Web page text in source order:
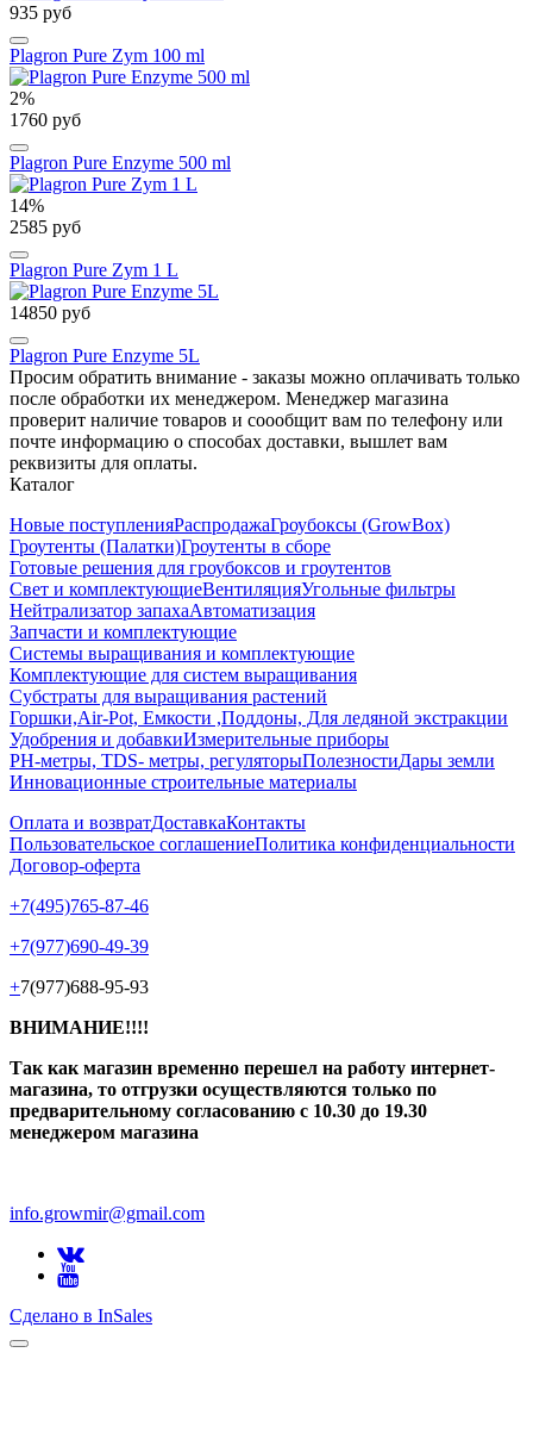
935 руб
Plagron Pure Zym 100 ml
2%
1760 руб
Plagron Pure Enzyme 500 ml
14%
2585 руб
Plagron Pure Zym 1 L
14850 руб
Plagron Pure Enzyme 5L
Просим обратить внимание - заказы можно оплачивать только
после обработки их менеджером. Менеджер магазина
проверит наличие товаров и соообщит вам по телефону или
почте информацию о способах доставки, вышлет вам
реквизиты для оплаты.
Каталог
Новые поступленияРаспродажаГроубоксы (GrowBox)
Гроутенты (Палатки)Гроутенты в сборе
Готовые решения для гроубоксов и гроутентов
Свет и комплектующиеВентиляцияУгольные фильтры
Нейтрализатор запахаАвтоматизация
Запчасти и комплектующие
Системы выращивания и комплектующие
Комплектующие для систем выращивания
Субстраты для выращивания растений
Горшки,Air-Pot, Емкости ,Поддоны, Для ледяной экстракции
Удобрения и добавкиИзмерительные приборы
РН-метры, TDS- метры, регуляторыПолезностиДары земли
Инновационные строительные материалы
Оплата и возвратДоставкаКонтакты
Пользовательское соглашениеПолитика конфиденциальности
Договор-оферта
+7(495)765-87-46
+7(977)690-49-39
+7(977)688-95-93
ВНИМАНИЕ!!!!
Так как магазин временно перешел на работу интернет-
магазина, то отгрузки осуществляются только по
предварительному согласованию с 10.30 до 19.30
менеджером магазина
info.growmir@gmail.com
Сделано в InSales